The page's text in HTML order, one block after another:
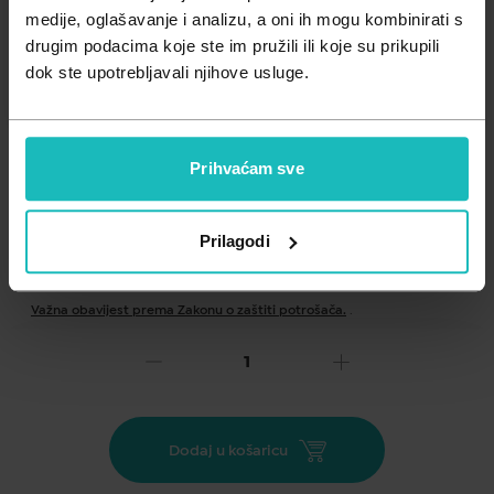
medije, oglašavanje i analizu, a oni ih mogu kombinirati s
drugim podacima koje ste im pružili ili koje su prikupili
dok ste upotrebljavali njihove usluge.
Prihvaćam sve
Prilagodi
Zdravlje muškarca
Zdravlje žene
Minerali
Probiotici i prebiotici
Dodaj na listu želja
Važna obavijest prema Zakonu o zaštiti potrošača. .
SUMMER25
Apivital Plus smo kreirali za sve one koji žele zadržati dobro
Dodaj u košaricu